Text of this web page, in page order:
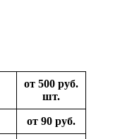
от 500 руб.
шт.
от 90 руб.